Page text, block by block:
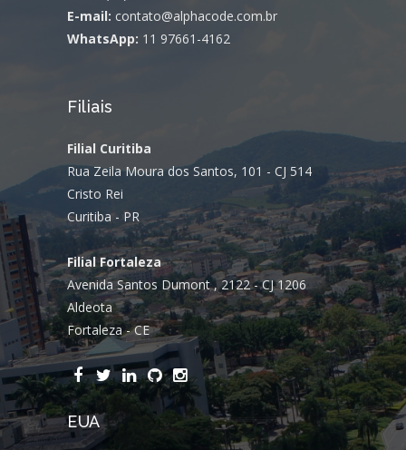
E-mail: contato@alphacode.com.br
WhatsApp: 11 97661-4162
Filiais
Filial Curitiba
Rua Zeila Moura dos Santos, 101 - CJ 514
Cristo Rei
Curitiba - PR
Filial Fortaleza
Avenida Santos Dumont , 2122 - CJ 1206
Aldeota
Fortaleza - CE
EUA